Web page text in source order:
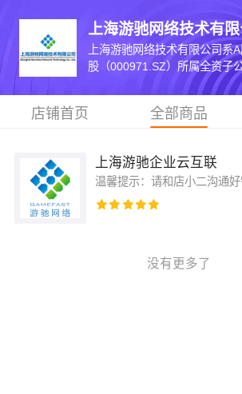
上海游驰网络技术有
上海游驰网络技术有限公司系
股（000971.SZ）所属全资子
店铺首页 全部商品
上海游驰企业云互联
没有更多了